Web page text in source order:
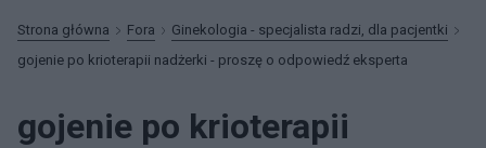
Strona główna Fora
Ginekologia - specjalista radzi, dla pacjentki
gojenie po krioterapii nadżerki - proszę o odpowiedź eksperta
gojenie po krioterapii